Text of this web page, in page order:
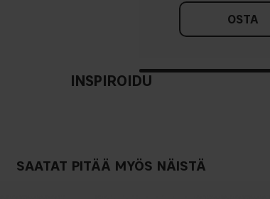
OSTA
INSPIROIDU
SAATAT PITÄÄ MYÖS NÄISTÄ